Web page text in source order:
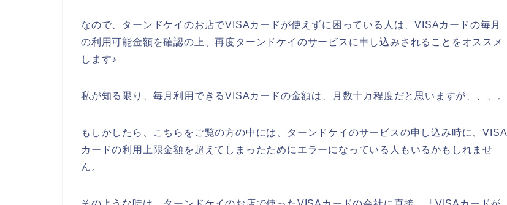
なので、ターンドケイのお店でVISAカードが使えずに困っている人は、VISAカードの毎月
の利用可能金額を確認の上、再度ターンドケイのサービスに申し込みされることをオススメ
します♪
私が知る限り、毎月利用できるVISAカードの金額は、月数十万程度だと思いますが、、、。
もしかしたら、こちらをご覧の方の中には、ターンドケイのサービスの申し込み時に、VISA
カードの利用上限金額を超えてしまったためにエラーになっている人もいるかもしれませ
ん。